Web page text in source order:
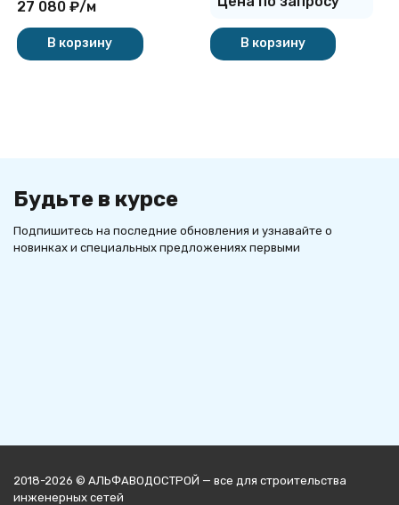
27 080 ₽/м
В корзину В корзину
Будьте в курсе
Подпишитесь на последние обновления и узнавайте о
новинках и специальных предложениях первыми
2018-2026 © АЛЬФАВОДОСТРОЙ — все для строительства
инженерных сетей